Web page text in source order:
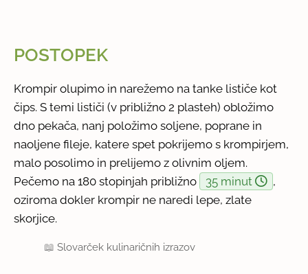
POSTOPEK
Krompir olupimo in narežemo na tanke lističe kot
čips. S temi lističi (v približno 2 plasteh) obložimo
dno pekača, nanj položimo soljene, poprane in
naoljene fileje, katere spet pokrijemo s krompirjem,
malo posolimo in prelijemo z olivnim oljem.
Pečemo na 180 stopinjah približno
35 minut
,
oziroma dokler krompir ne naredi lepe, zlate
skorjice.
📖Slovarček kulinaričnih izrazov